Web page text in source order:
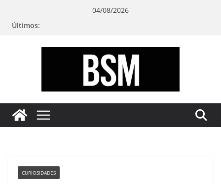
04/08/2026
Últimos:
sua
Mente
CURIOSIDADES